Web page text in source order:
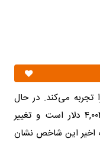
تجربه می‌کند. در حال
حاضر، قیمت جهانی هر اونس طلا ۴,۰۰۴.۴۳ دلار است و تغییر
نوسانات اخیر این شاخص نشان